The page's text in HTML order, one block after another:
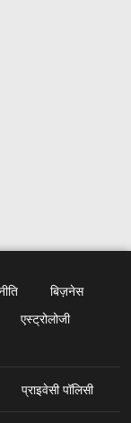
बिज़नेस
एस्ट्रोलोजी
प्राइवेसी पॉलिसी